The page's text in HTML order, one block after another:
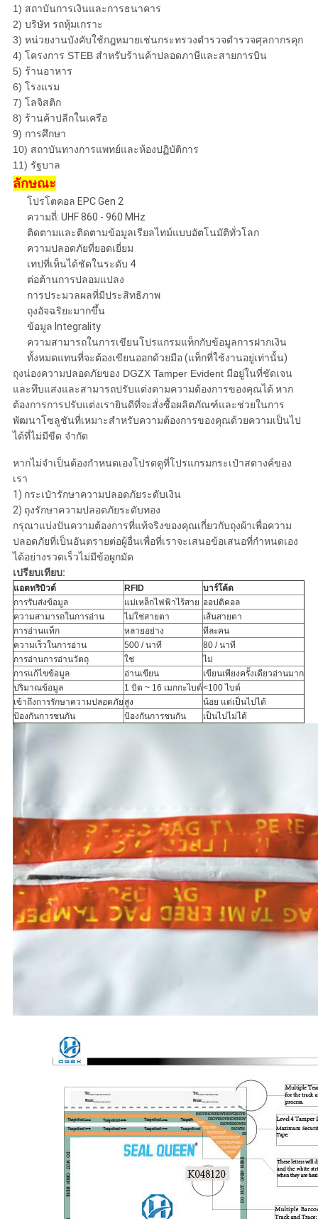
1) สถาบันการเงินและการธนาคาร
2) บริษัท รถหุ้มเกราะ
3) หน่วยงานบังคับใช้กฎหมายเช่นกระทรวงตำรวจตำรวจศุลกากรคุก
4) โครงการ STEB สำหรับร้านค้าปลอดภาษีและสายการบิน
5) ร้านอาหาร
6) โรงแรม
7) โลจิสติก
8) ร้านค้าปลีกในเครือ
9) การศึกษา
10) สถาบันทางการแพทย์และห้องปฏิบัติการ
11) รัฐบาล
ลักษณะ
โปรโตคอล EPC Gen 2
ความถี่: UHF 860 - 960 MHz
ติดตามและติดตามข้อมูลเรียลไทม์แบบอัตโนมัติทั่วโลก
ความปลอดภัยที่ยอดเยี่ยม
เทปที่เห็นได้ชัดในระดับ 4
ต่อต้านการปลอมแปลง
การประมวลผลที่มีประสิทธิภาพ
ถุงอัจฉริยะมากขึ้น
ข้อมูล Integrality
ความสามารถในการเขียนโปรแกรมแท็กกับข้อมูลการฝากเงิน
ทั้งหมดแทนที่จะต้องเขียนออกด้วยมือ (แท็กที่ใช้งานอยู่เท่านั้น)
ถุงน่องความปลอดภัยของ DGZX Tamper Evident มีอยู่ในที่ชัดเจน
และทึบแสงและสามารถปรับแต่งตามความต้องการของคุณได้ หาก
ต้องการการปรับแต่งเรายินดีที่จะสั่งซื้อผลิตภัณฑ์และช่วยในการ
พัฒนาโซลูชันที่เหมาะสำหรับความต้องการของคุณด้วยความเป็นไป
ได้ที่ไม่มีขีด จำกัด
หากไม่จำเป็นต้องกำหนดเองโปรดดูที่โปรแกรมกระเป๋าสตางค์ของ
เรา
1) กระเป๋ารักษาความปลอดภัยระดับเงิน
2) ถุงรักษาความปลอดภัยระดับทอง
กรุณาแบ่งปันความต้องการที่แท้จริงของคุณเกี่ยวกับถุงผ้าเพื่อความ
ปลอดภัยที่เป็นอันตรายต่อผู้อื่นเพื่อที่เราจะเสนอข้อเสนอที่กำหนดเอง
ได้อย่างรวดเร็วไม่มีข้อผูกมัด
เปรียบเทียบ:
แอตทริบิวต์ RFID
บาร์โค้ด
การรับส่งข้อมูล
แม่เหล็กไฟฟ้าไร้สาย ออปติคอล
ความสามารถในการอ่าน
ไม่ใช่สายตา
เส้นสายตา
การอ่านแท็ก
หลายอย่าง
ทีละคน
ความเร็วในการอ่าน
500 / นาที
80 / นาที
การอ่านการอ่านวัตถุ
ใช่
ไม่
การแก้ไขข้อมูล
อ่านเขียน
เขียนเพียงครั้งเดียวอ่านมาก
ปริมาณข้อมูล
1 บิต ~ 16 เมกกะไบต์<100 ไบต์
เข้าถึงการรักษาความปลอดภัย สูง
น้อย แต่เป็นไปได้
ป้องกันการชนกัน
ป้องกันการชนกัน เป็นไปไม่ได้